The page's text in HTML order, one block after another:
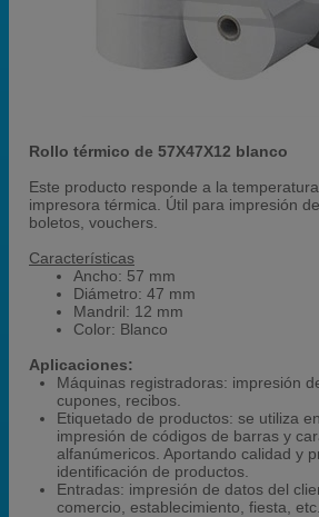
Rollo térmico de 57X47X12 blanco
Este producto responde a la
impresora térmica. Útil para impresión
boletos, vouchers.
Características
Ancho: 57 mm
Diámetro: 47 mm
Mandril: 12 mm
Color: Blanco
Aplicaciones:
Máquinas registradoras: impresión
cupones, recibos.
Etiquetado de productos: se utiliza
impresión de códigos de barras y
alfanúmericos. Aportando calidad y
identificación de productos.
Entradas: impresión de datos del
comercio, establecimiento, fiesta, etc..